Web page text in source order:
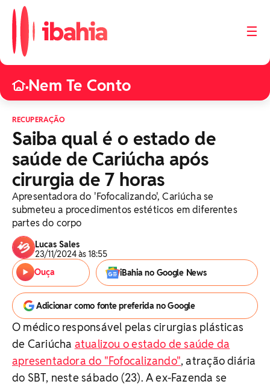
☰
•Nem Te Conto
RECUPERAÇÃO
Saiba qual é o estado de
saúde de Cariúcha após
cirurgia de 7 horas
Apresentadora do 'Fofocalizando', Cariúcha se
submeteu a procedimentos estéticos em diferentes
partes do corpo
Lucas Sales
23/11/2024 às 18:55
Ouça
iBahia no Google News
Adicionar como fonte preferida no Google
O médico responsável pelas cirurgias plásticas
de Cariúcha atualizou o estado de saúde da
apresentadora do "Fofocalizando", atração diária
do SBT, neste sábado (23). A ex-Fazenda se